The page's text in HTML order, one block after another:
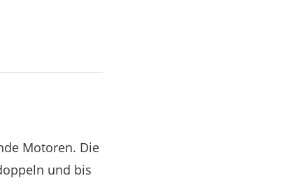
Motoren. Die
und bis